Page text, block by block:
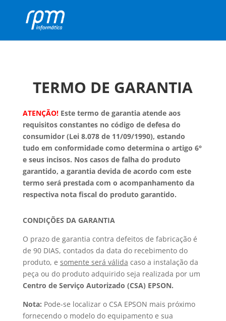
TERMO DE GARANTIA
ATENÇÃO!Este termo de garantia atende aos
requisitos constantes no código de defesa do
consumidor (Lei 8.078 de 11/09/1990), estando
tudo em conformidade como determina o artigo 6°
e seus incisos. Nos casos de falha do produto
garantido, a garantia devida de acordo com este
termo será prestada com o acompanhamento da
respectiva nota fiscal do produto garantido.
CONDIÇÕES DA GARANTIA
O prazo de garantia contra defeitos de fabricação é
de 90 DIAS, contados da data do recebimento do
produto, e somente será válida caso a instalação da
peça ou do produto adquirido seja realizada por um
Centro de Serviço Autorizado (CSA) EPSON.
Nota: Pode-se localizar o CSA EPSON mais próximo
fornecendo o modelo do equipamento e sua